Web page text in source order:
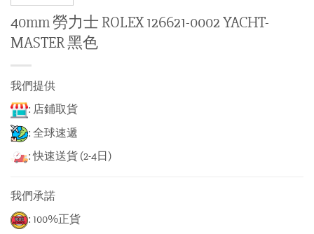
40mm 勞力士 ROLEX 126621-0002 YACHT-
MASTER 黑色
我們提供
: 店鋪取貨
: 全球速遞
: 快速送貨 (2-4日)
我們承諾
: 100%正貨